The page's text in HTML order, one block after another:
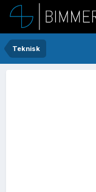
Teknisk